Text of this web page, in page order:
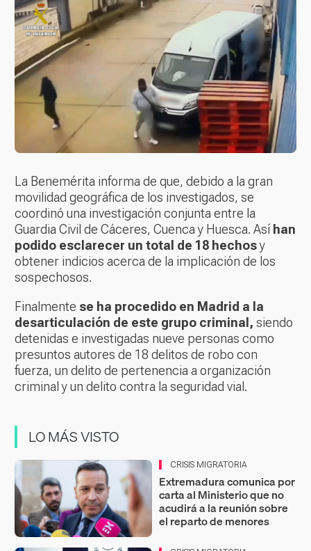
La Benemérita informa de que, debido a la gran
movilidad geográfica de los investigados, se
coordinó una investigación conjunta entre la
Guardia Civil de Cáceres, Cuenca y Huesca. Así han
podido esclarecer un total de 18 hechosy
obtener indicios acerca de la implicación de los
sospechosos.
Finalmente se ha procedido en Madrid a la
desarticulación de este grupo criminal, siendo
detenidas e investigadas nueve personas como
presuntos autores de 18 delitos de robo con
fuerza, un delito de pertenencia a organización
criminal y un delito contra la seguridad vial.
LO MÁS VISTO
CRISIS MIGRATORIA
Extremadura comunica por
carta al Ministerio que no
acudirá a la reunión sobre
el reparto de menores